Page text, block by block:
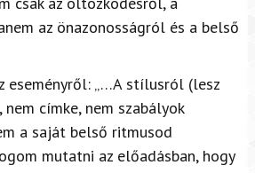
az önazonosságról és a belső
eseményről: „…A stílusról (lesz
címke, nem szabályok
a saját belső ritmusod
mutatni az előadásban, hogy